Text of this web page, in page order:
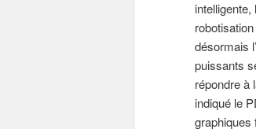
désormais
puissants
répondre à
indiqué le
graphiques